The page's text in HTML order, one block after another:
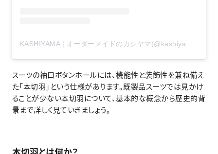
スーツの袖口ボタンホールには、機能性と装飾性を兼ね備え
た「本切羽」という仕様があります。既製品スーツでは見かけ
ることが少ない本切羽について、基本的な概念から歴史的背
景まで詳しく見ていきましょう。